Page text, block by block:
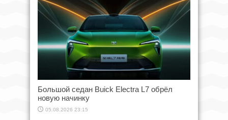
Большой седан Buick Electra L7 обрёл
новую начинку
05.08.2026 23:15